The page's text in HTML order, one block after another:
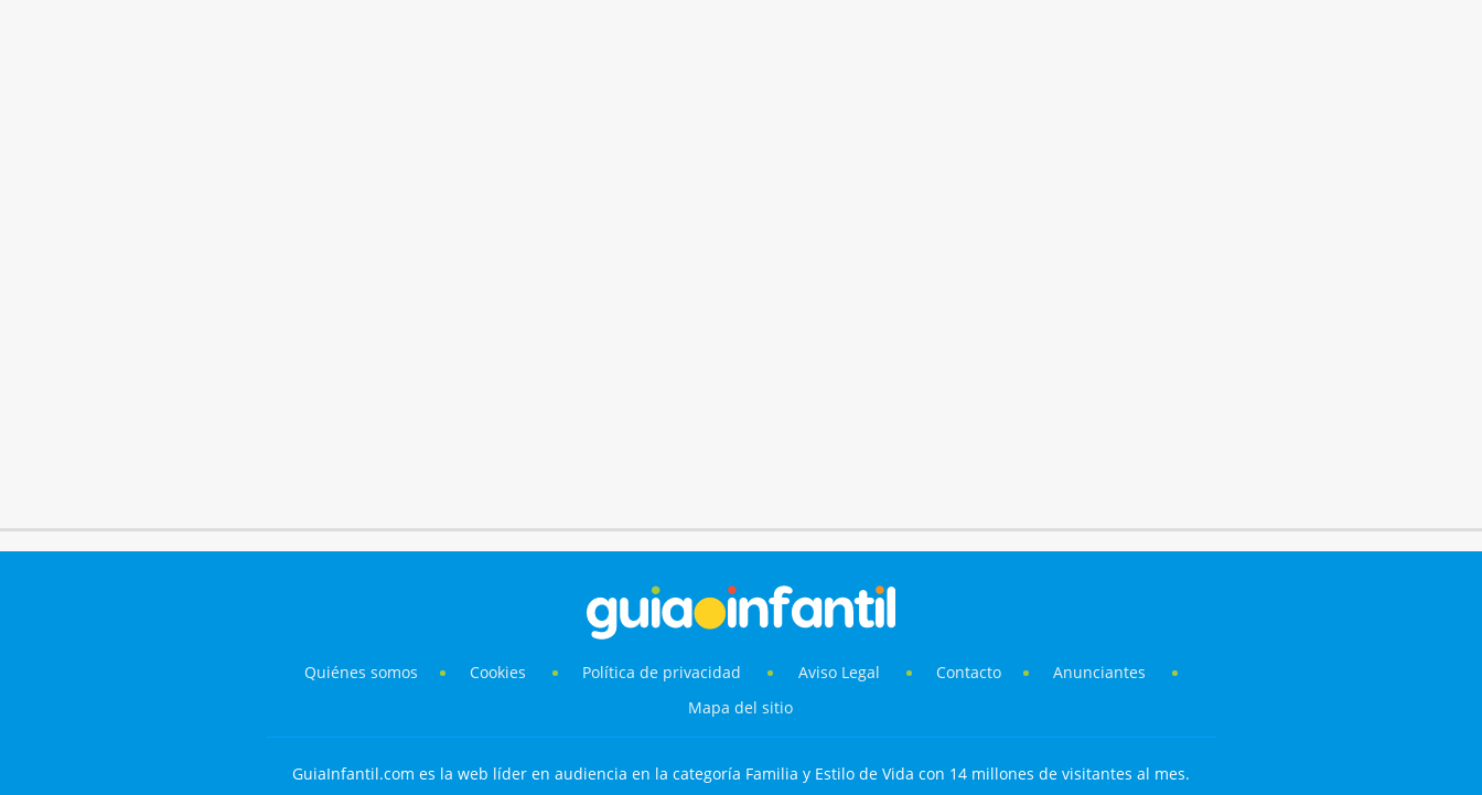
Quiénes somos Cookies Política de privacidad Aviso Legal Contacto
Anunciantes
Mapa del sitio
GuiaInfantil.com es la web líder en audiencia en la categoría Familia y Estilo de Vida con 14 millones de visitantes al mes.